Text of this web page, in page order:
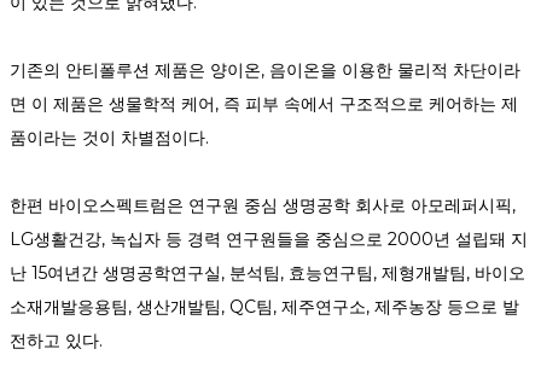
기존의 안티폴루션 제품은 양이온, 음이온을 이용한 물리적 차단이라
면 이 제품은 생물학적 케어, 즉 피부 속에서 구조적으로 케어하는 제
품이라는 것이 차별점이다.
한편 바이오스펙트럼은 연구원 중심 생명공학 회사로 아모레퍼시픽,
LG생활건강, 녹십자 등 경력 연구원들을 중심으로 2000년 설립돼 지
난 15여년간 생명공학연구실, 분석팀, 효능연구팀, 제형개발팀, 바이오
소재개발응용팀, 생산개발팀, QC팀, 제주연구소, 제주농장 등으로 발
전하고 있다.